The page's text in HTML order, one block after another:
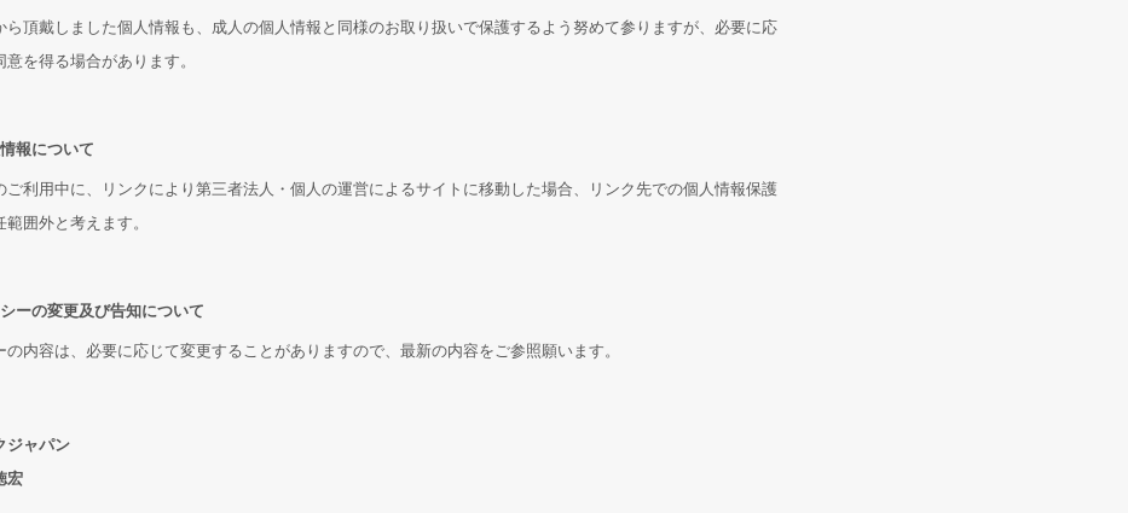
ら頂戴しました個人情報も、成人の個人情報と同様のお取り扱いで保護するよう努めて参りますが、必要に応
を得る場合があります。
報について
ご利用中に、リンクにより第三者法人・個人の運営によるサイトに移動した場合、リンク先での個人情報保護
囲外と考えます。
ーの変更及び告知について
の内容は、必要に応じて変更することがありますので、最新の内容をご参照願います。
ジャパン
宏